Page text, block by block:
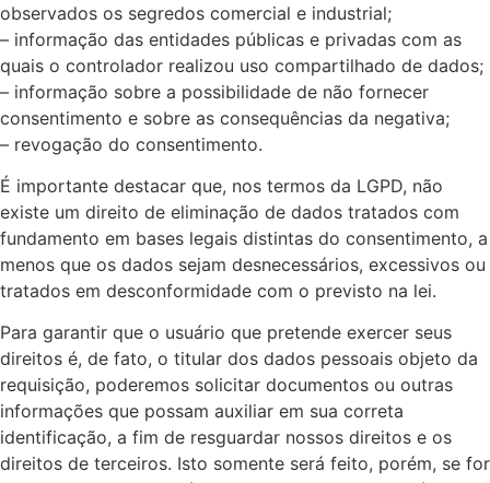
observados os segredos comercial e industrial;
– informação das entidades públicas e privadas com as
quais o controlador realizou uso compartilhado de dados;
– informação sobre a possibilidade de não fornecer
consentimento e sobre as consequências da negativa;
– revogação do consentimento.
É importante destacar que, nos termos da LGPD, não
existe um direito de eliminação de dados tratados com
fundamento em bases legais distintas do consentimento, a
menos que os dados sejam desnecessários, excessivos ou
tratados em desconformidade com o previsto na lei.
Para garantir que o usuário que pretende exercer seus
direitos é, de fato, o titular dos dados pessoais objeto da
requisição, poderemos solicitar documentos ou outras
informações que possam auxiliar em sua correta
identificação, a fim de resguardar nossos direitos e os
direitos de terceiros. Isto somente será feito, porém, se for